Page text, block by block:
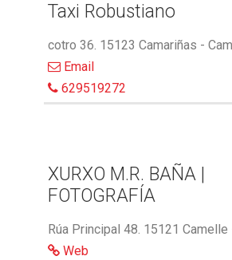
Taxi Robustiano
cotro 36. 15123 Camariñas -
Email
629519272
XURXO M.R. BAÑA |
FOTOGRAFÍA
Rúa Principal 48. 15121 Camelle
Web